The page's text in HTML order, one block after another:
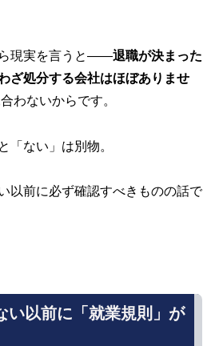
現実を言うと——退職が決まった
ざ処分する会社はほぼありませ
わないからです。
「ない」は別物。
以前に必ず確認すべきものの話で
い以前に「就業規則」が